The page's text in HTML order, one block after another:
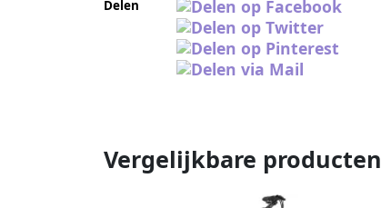
Delen
Vergelijkbare producten